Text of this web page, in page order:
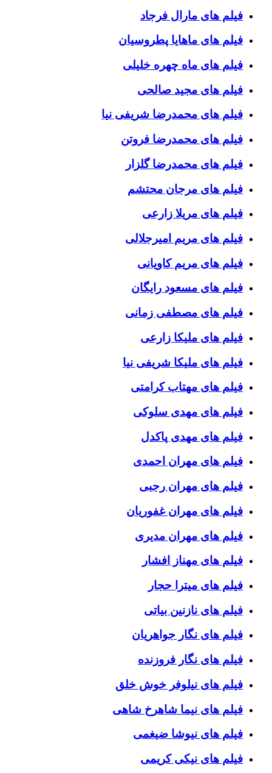
فیلم های مارال فرجاد
فیلم های ماهایا پطروسیان
فیلم های ماه چهره خلیلی
فیلم های مجید صالحی
فیلم های محمدرضا شریفی نیا
فیلم های محمدرضا فروتن
فیلم های محمدرضا گلزار
فیلم های مرجان محتشم
فیلم های مریلا زارعی
فیلم های مریم امیرجلالی
فیلم های مریم کاویانی
فیلم های مسعود رایگان
فیلم های مصطفی زمانی
فیلم های ملیکا زارعی
فیلم های ملیکا شریفی نیا
فیلم های مهتاب کرامتی
فیلم های مهدی سلوکی
فیلم های مهدی پاکدل
فیلم های مهران احمدی
فیلم های مهران رجبی
فیلم های مهران غفوریان
فیلم های مهران مدیری
فیلم های مهناز افشار
فیلم های میترا حجار
فیلم های نازنین بیاتی
فیلم های نگار جواهریان
فیلم های نگار فروزنده
فیلم های نیلوفر خوش خلق
فیلم های نیما شاهرخ شاهی
فیلم های نیوشا ضیغمی
فیلم های نیکی کریمی